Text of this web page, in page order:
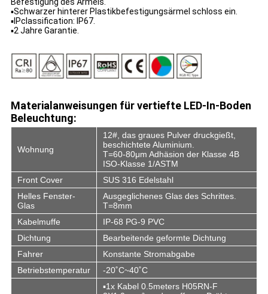
Befestigung des Ärmels.
▪Schwarzer hinterer Plastikbefestigungsärmel schloss ein.
▪IPclassification: IP67.
▪2 Jahre Garantie.
Materialanweisungen für vertiefte LED-In-Boden
Beleuchtung:
Wohnung
12#, das graues Pulver druckgießt,
beschichtete Aluminium.
T=60-80μm Adhäsion der Klasse 4B
ISO-Klasse 1/ASTM
Front Cover
SUS 316 Edelstahl
Helles Fenster-
Glas
Ausgeglichenes Glas des Schrittes.
T=8mm
Kabelmuffe
IP-68 PG-9 PVC
Dichtung
Bearbeitende geformte Dichtung
Fahrer
Konstante Stromabgabe
Betriebstemperatur
-20˚C~40˚C
▪1x Kabel 0.5meters H05RN-F